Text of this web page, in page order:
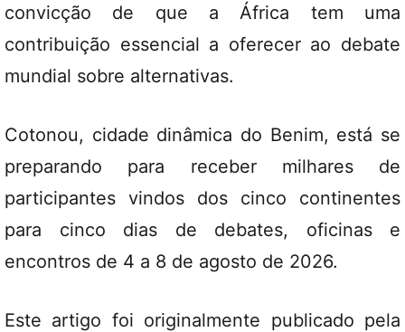
convicção de que a África tem uma
contribuição essencial a oferecer ao debate
mundial sobre alternativas.
Cotonou, cidade dinâmica do Benim, está se
preparando para receber milhares de
participantes vindos dos cinco continentes
para cinco dias de debates, oficinas e
encontros de 4 a 8 de agosto de 2026.
Este artigo foi originalmente publicado pela